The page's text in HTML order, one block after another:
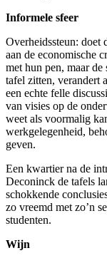
Informele sfeer
Overheidssteun: doet
aan de economische
met hun pen, maar de
tafel zitten, verandert
een echte felle
van visies op de
weet als voormalig
werkgelegenheid,
geven.
Een kwartier na de
Deconinck de tafels
schokkende
zo vreemd met zo’n
studenten.
Wijn